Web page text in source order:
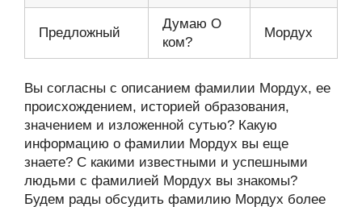
Предложный
Думаю О
ком?
Мордух
Вы согласны с описанием фамилии Мордух, ее
происхождением, историей образования,
значением и изложенной сутью? Какую
информацию о фамилии Мордух вы еще
знаете? С какими известными и успешными
людьми с фамилией Мордух вы знакомы?
Будем рады обсудить фамилию Мордух более